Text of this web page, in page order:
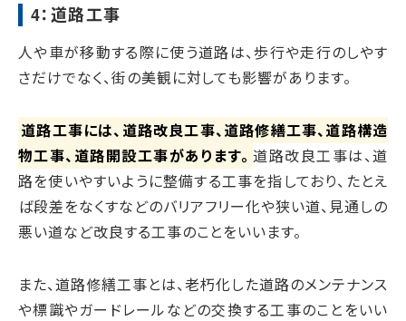
4：道路工事
人や車が移動する際に使う道路は、歩行や走行のしやす
さだけでなく、街の美観に対しても影響があります。
道路工事には、道路改良工事、道路修繕工事、道路構造
物工事、道路開設工事があります。 道路改良工事は、道
路を使いやすいように整備する工事を指しており、たとえ
ば段差をなくすなどのバリアフリー化や狭い道、見通しの
悪い道など改良する工事のことをいいます。
また、道路修繕工事とは、老朽化した道路のメンテナンス
や標識やガードレールなどの交換する工事のことをいい